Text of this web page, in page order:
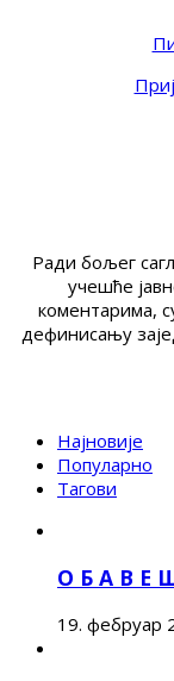
Ради бољег
учешће
коментарима,
дефинисању
Најновије
Популарно
Тагови
О Б А В Е
19. фебруар